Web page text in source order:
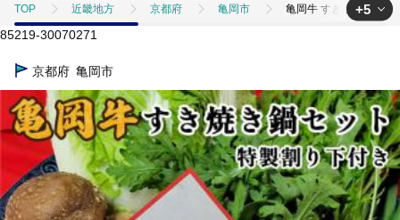
TOP 近畿地方 京都府 亀岡市 亀岡牛 すき焼き 鍋セ
TOP 肉
TOP 肉
TOP 肉 牛肉 しゃぶしゃぶ(牛肉) 亀岡牛 すき焼き
TOP 野菜 野菜セット 亀岡牛 すき焼き 鍋セット＜京風料
TOP 野菜 ほかの野菜 亀岡牛 すき焼き 鍋セット＜京風料
+5
85219-30070271
京都府 亀岡市